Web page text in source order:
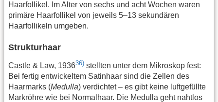
Haarfollikel. Im Alter von sechs und acht Wochen waren
primäre Haarfollikel von jeweils 5–13 sekundären
Haarfollikeln umgeben.
Strukturhaar
Castle & Law, 193636) stellten unter dem Mikroskop fest:
Bei fertig entwickeltem Satinhaar sind die Zellen des
Haarmarks (Medulla) verdichtet – es gibt keine luftgefüllte
Markröhre wie bei Normalhaar. Die Medulla geht nahtlos